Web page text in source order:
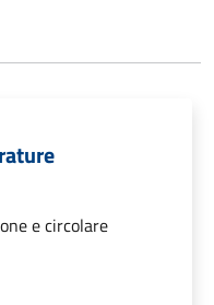
e circolare